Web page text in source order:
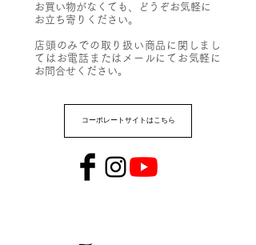
お買い物がなくても、どうぞお気軽に
お立ち寄りください。​
店頭のみでの取り扱い商品に関しまし
てはお電話またはメールにてお気軽に
お問合せください。
コーポレートサイトはこちら